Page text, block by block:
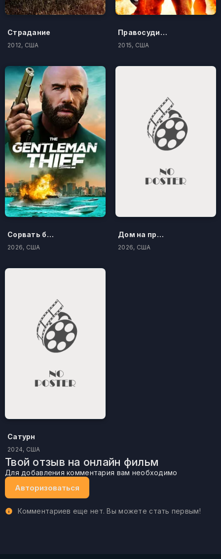
Страдание
2012, США
Правосудие по-американски
2015, США
Сорвать банк 3: Вор-джентльмен
2026, США
Дом на проклятом холме
2026, США
Сатурн
2024, США
Твой отзыв на онлайн фильм
Для добавления комментария вам необходимо
Авторизоваться
Комментариев еще нет. Вы можете стать первым!